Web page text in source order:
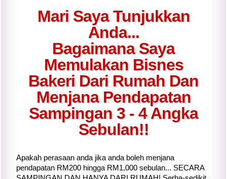
Mari Saya Tunjukkan
Anda...
Bagaimana Saya
Memulakan Bisnes
Bakeri Dari Rumah Dan
Menjana Pendapatan
Sampingan 3 - 4 Angka
Sebulan!!
Apakah perasaan anda jika anda boleh menjana
pendapatan RM200 hingga RM1,000 sebulan... SECARA